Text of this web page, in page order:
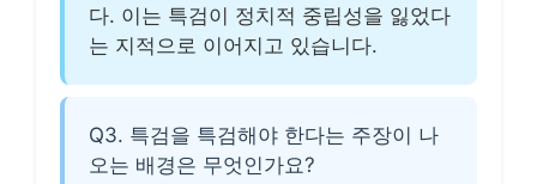
다. 이는 특검이 정치적 중립성을 잃었다
는 지적으로 이어지고 있습니다.
Q3. 특검을 특검해야 한다는 주장이 나
오는 배경은 무엇인가요?